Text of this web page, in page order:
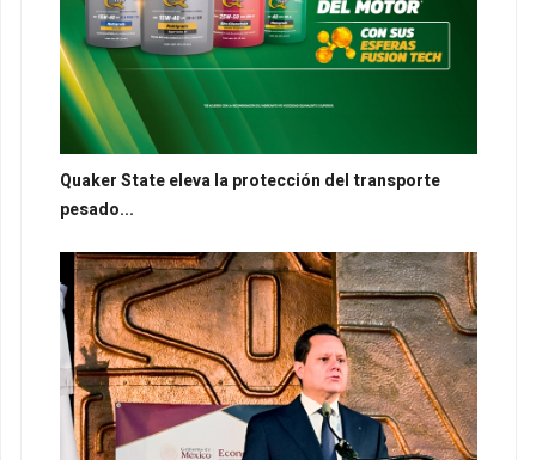
Quaker State eleva la protección del transporte
pesado...